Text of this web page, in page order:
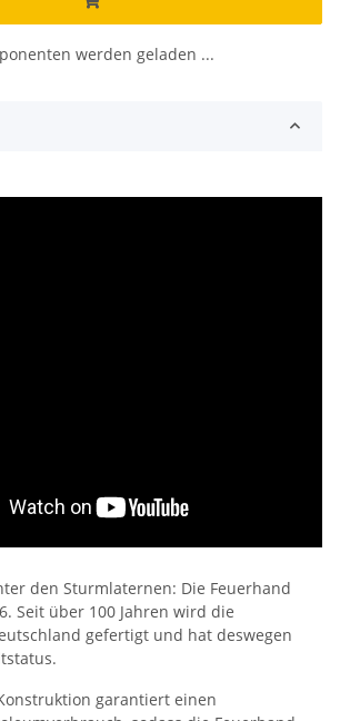
werden geladen ...
den Sturmlaternen: Die Feuerhand
Seit über 100 Jahren wird die
gefertigt und hat deswegen
garantiert einen